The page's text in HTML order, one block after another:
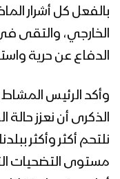
بالفعل كل أشرار
الخارجي، والتقى
الدفاع عن حرية
وأكد الرئيس
الذكرى أن نعزز
نلتحم أكثر وأكثر
مستوى التضحيات